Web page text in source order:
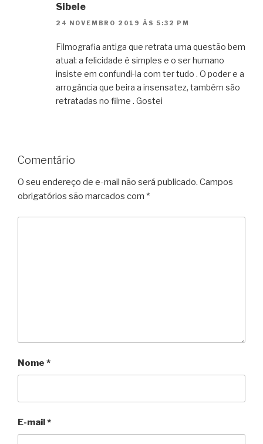
Sibele
24 NOVEMBRO 2019 ÀS 5:32 PM
Filmografia antiga que retrata uma questão bem
atual: a felicidade é simples e o ser humano
insiste em confundi-la com ter tudo . O poder e a
arrogância que beira a insensatez, também são
retratadas no filme . Gostei
Comentário
O seu endereço de e-mail não será publicado. Campos
obrigatórios são marcados com *
Nome *
E-mail *